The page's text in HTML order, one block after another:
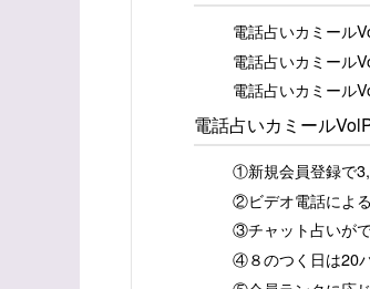
電話占いカミール
電話占いカミール
電話占いカミール
電話占いカミール
①新規会員登録で
②ビデオ電話によ
③チャット占いが
④８のつく日は20